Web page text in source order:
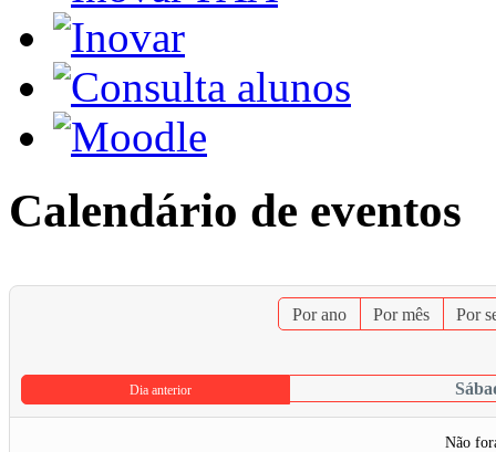
Calendário de eventos
Por ano Por mês Por
Dia anterior
Não